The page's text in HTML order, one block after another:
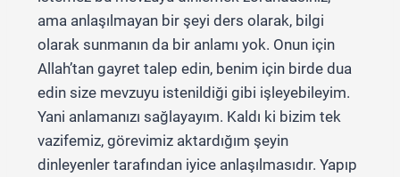
ama anlaşılmayan bir şeyi ders olarak, bilgi
olarak sunmanın da bir anlamı yok. Onun için
Allah’tan gayret talep edin, benim için birde dua
edin size mevzuyu istenildiği gibi işleyebileyim.
Yani anlamanızı sağlayayım. Kaldı ki bizim tek
vazifemiz, görevimiz aktardığım şeyin
dinleyenler tarafından iyice anlaşılmasıdır. Yapıp